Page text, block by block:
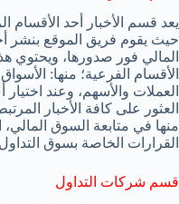
يعد قسم الأخبار أحد الأقسام
حيث يقوم فريق الموقع بنشر
المالي فور صدورها،
الأقسام الفرعية؛ منها:
العملات والأسهم، وعند
العثور على كافة الأخبار
منها في متابعة السوق
القرارات الخاصة بسوق
قسم شركات التداول